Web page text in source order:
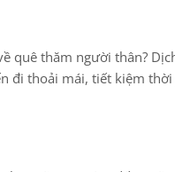
quê thăm người thân?
đi thoải mái, tiết kiệm thời